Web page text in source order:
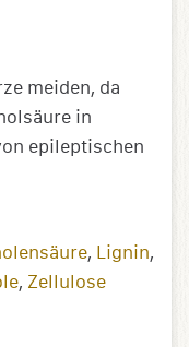
meiden, da
in
epileptischen
, Lignin,
, Zellulose